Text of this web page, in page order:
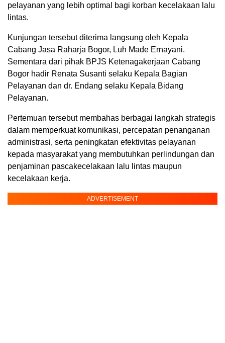
pelayanan yang lebih optimal bagi korban kecelakaan lalu
lintas.
Kunjungan tersebut diterima langsung oleh Kepala
Cabang Jasa Raharja Bogor, Luh Made Ernayani.
Sementara dari pihak BPJS Ketenagakerjaan Cabang
Bogor hadir Renata Susanti selaku Kepala Bagian
Pelayanan dan dr. Endang selaku Kepala Bidang
Pelayanan.
Pertemuan tersebut membahas berbagai langkah strategis
dalam memperkuat komunikasi, percepatan penanganan
administrasi, serta peningkatan efektivitas pelayanan
kepada masyarakat yang membutuhkan perlindungan dan
penjaminan pascakecelakaan lalu lintas maupun
kecelakaan kerja.
ADVERTISEMENT